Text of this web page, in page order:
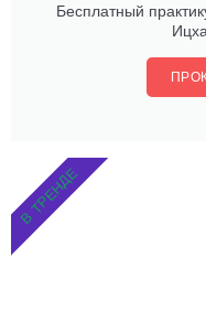
Бесплатный
В ТРЕНДЕ